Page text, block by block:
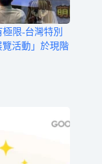
限-台灣特別
活動」於現階